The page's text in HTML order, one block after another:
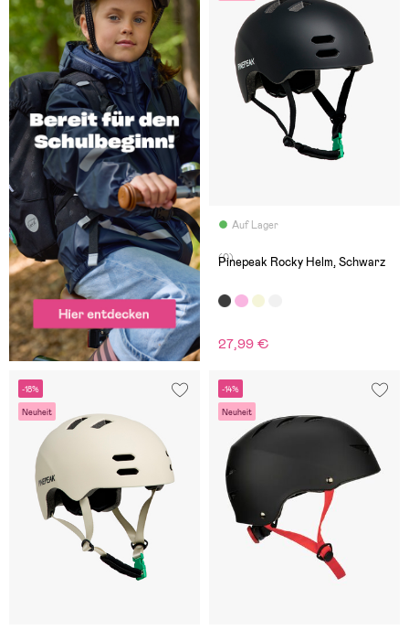
Auf Lager
(0)
Pinepeak Rocky Helm, Schwarz
27,99 €
-18%
Neuheit
-14%
Neuheit